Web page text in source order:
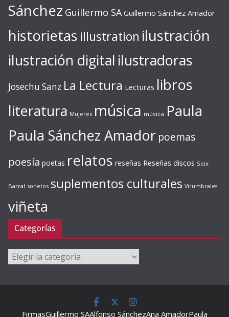
Sánchez Guillermo SA Guillermo Sánchez Amador
historietas illustration ilustración
ilustración digital ilustradoras
Josechu Sanz La Lectura Lecturas libros
literatura Mujeres música música Paula
Paula Sánchez Amador poemas
poesía poetas relatos reseñas Reseñas discos Seix
Barral sonetos suplementos culturales Virumbrales
viñeta
Categorías
Categorías
FirmasGuillermo SAAlfonso SánchezAna AmadorPaula